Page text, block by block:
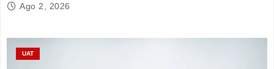
Ago 2, 2026
UAT